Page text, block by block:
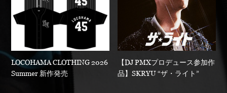
LOCOHAMA CLOTHING 2026
Summer 新作発売
【DJ PMXプロデュース参加作
品】SKRYU “ザ・ライト”